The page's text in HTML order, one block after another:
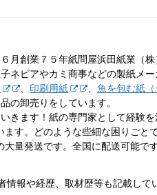
月創業７５年紙問屋浜田紙業（
ネピアやカミ商事などの製紙メ
印刷用紙
魚を包む紙
の卸売りをしています。
きます！紙の専門家として経験
す。どのような些細な困りごと
量発送です。全国に配送可能で
報や経歴、取材歴等も記載して